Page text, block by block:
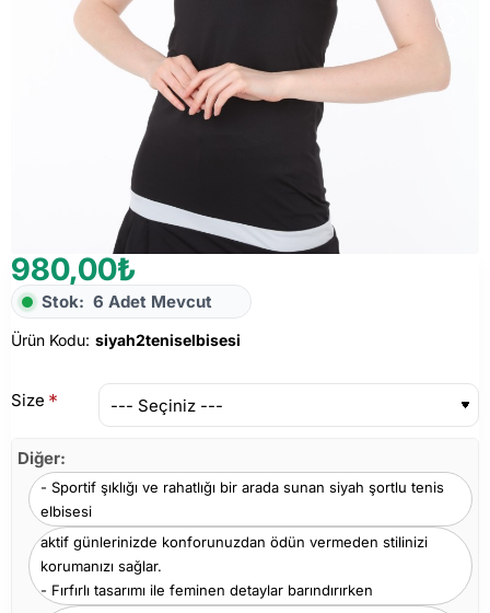
980,00₺
Stok: 6 Adet Mevcut
Ürün Kodu: siyah2teniselbisesi
Size
Diğer:
- Sportif şıklığı ve rahatlığı bir arada sunan siyah şortlu tenis
elbisesi
aktif günlerinizde konforunuzdan ödün vermeden stilinizi
korumanızı sağlar.
- Fırfırlı tasarımı ile feminen detaylar barındırırken